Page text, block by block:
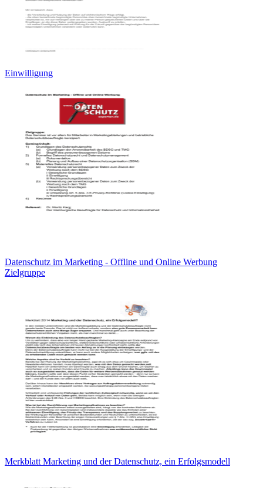
Einwilligung
Datenschutz im Marketing - Offline und Online Werbung
Zielgruppe
Merkblatt Marketing und der Datenschutz, ein Erfolgsmodell